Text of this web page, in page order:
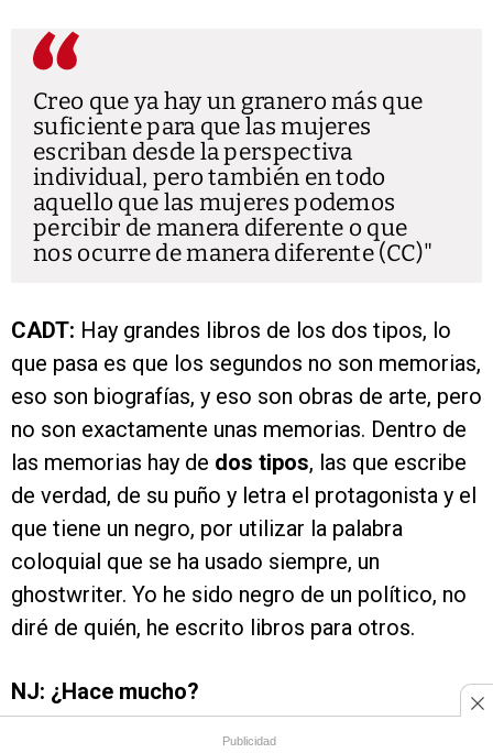
Creo que ya hay un granero más que
suficiente para que las mujeres
escriban desde la perspectiva
individual, pero también en todo
aquello que las mujeres podemos
percibir de manera diferente o que
nos ocurre de manera diferente (CC)
CADT: Hay grandes libros de los dos tipos, lo
que pasa es que los segundos no son memorias,
eso son biografías, y eso son obras de arte, pero
no son exactamente unas memorias. Dentro de
las memorias hay de dos tipos, las que escribe
de verdad, de su puño y letra el protagonista y el
que tiene un negro, por utilizar la palabra
coloquial que se ha usado siempre, un
ghostwriter. Yo he sido negro de un político, no
diré de quién, he escrito libros para otros.
NJ: ¿Hace mucho?
Publicidad